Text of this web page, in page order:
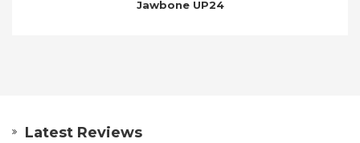
Jawbone UP24
Latest Reviews